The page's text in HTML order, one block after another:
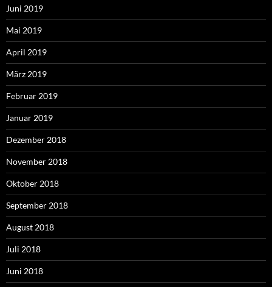
Juni 2019
Mai 2019
April 2019
März 2019
Februar 2019
Januar 2019
Dezember 2018
November 2018
Oktober 2018
September 2018
August 2018
Juli 2018
Juni 2018